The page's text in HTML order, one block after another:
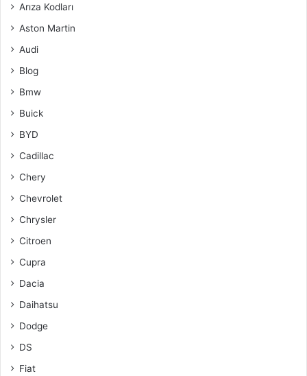
Arıza Kodları
Aston Martin
Audi
Blog
Bmw
Buick
BYD
Cadillac
Chery
Chevrolet
Chrysler
Citroen
Cupra
Dacia
Daihatsu
Dodge
DS
Fiat